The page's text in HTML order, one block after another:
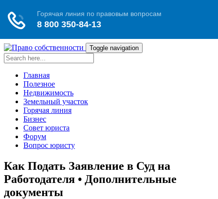
Toggle navigation
Главная
Полезное
Недвижимость
Земельный участок
Горячая линия
Бизнес
Совет юриста
Форум
Вопрос юристу
Как Подать Заявление в Суд на
Работодателя • Дополнительные
документы